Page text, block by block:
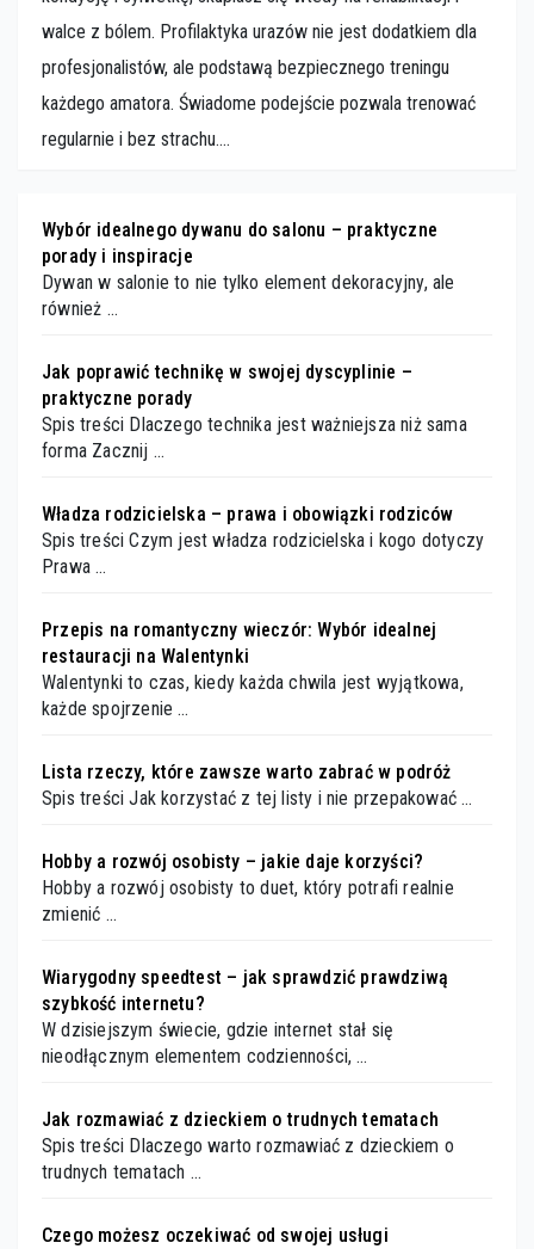
walce z bólem. Profilaktyka urazów nie jest dodatkiem dla
profesjonalistów, ale podstawą bezpiecznego treningu
każdego amatora. Świadome podejście pozwala trenować
regularnie i bez strachu....
Wybór idealnego dywanu do salonu – praktyczne
porady i inspiracje
Dywan w salonie to nie tylko element dekoracyjny, ale
również …
Jak poprawić technikę w swojej dyscyplinie –
praktyczne porady
Spis treści Dlaczego technika jest ważniejsza niż sama
forma Zacznij …
Władza rodzicielska – prawa i obowiązki rodziców
Spis treści Czym jest władza rodzicielska i kogo dotyczy
Prawa …
Przepis na romantyczny wieczór: Wybór idealnej
restauracji na Walentynki
Walentynki to czas, kiedy każda chwila jest wyjątkowa,
każde spojrzenie …
Lista rzeczy, które zawsze warto zabrać w podróż
Spis treści Jak korzystać z tej listy i nie przepakować …
Hobby a rozwój osobisty – jakie daje korzyści?
Hobby a rozwój osobisty to duet, który potrafi realnie
zmienić …
Wiarygodny speedtest – jak sprawdzić prawdziwą
szybkość internetu?
W dzisiejszym świecie, gdzie internet stał się
nieodłącznym elementem codzienności, …
Jak rozmawiać z dzieckiem o trudnych tematach
Spis treści Dlaczego warto rozmawiać z dzieckiem o
trudnych tematach …
Czego możesz oczekiwać od swojej usługi